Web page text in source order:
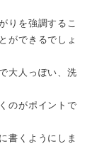
りを強調するこ
ができるでしょ
大人っぽい、洗
のがポイントで
書くようにしま